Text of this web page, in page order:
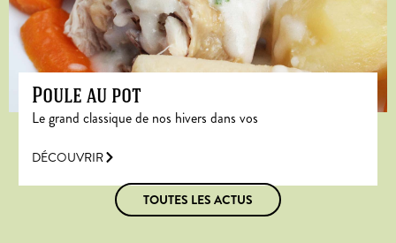
Poule au pot
Le grand classique de nos hivers dans vos
DÉCOUVRIR
TOUTES LES ACTUS